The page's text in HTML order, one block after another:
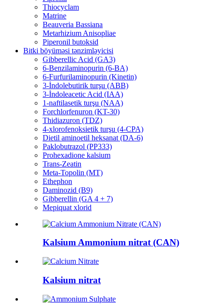
Thiocyclam
Matrine
Beauveria Bassiana
Metarhizium Anisopliae
Piperonil butoksid
Bitki böyüməsi tənzimləyicisi
Gibberellic Acid (GA3)
6-Benzilaminopurin (6-BA)
6-Furfurilaminopurin (Kinetin)
3-İndolebutirik turşu (ABB)
3-İndoleacetic Acid (IAA)
1-naftilasetik turşu (NAA)
Forchlorfenuron (KT-30)
Thidiazuron (TDZ)
4-xlorofenoksietik turşu (4-CPA)
Dietil aminoetil heksanat (DA-6)
Paklobutrazol (PP333)
Prohexadione kalsium
Trans-Zeatin
Meta-Topolin (MT)
Ethephon
Daminozid (B9)
Gibberellin (GA 4 + 7)
Mepiquat xlorid
Kalsium Ammonium nitrat (CAN)
Kalsium nitrat